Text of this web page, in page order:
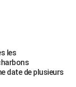
les
date de plusieurs